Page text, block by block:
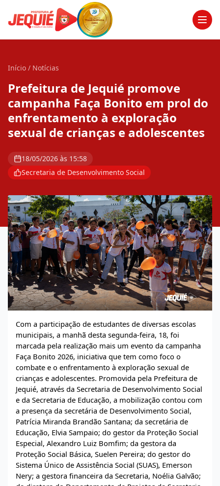
Início / Notícias
Prefeitura de Jequié promove
campanha Faça Bonito em prol do
enfrentamento à exploração
sexual de crianças e adolescentes
18/05/2026 às 15:58
Secretaria de Desenvolvimento Social
Com a participação de estudantes de diversas escolas
municipais, a manhã desta segunda-feira, 18, foi
marcada pela realização mais um evento da campanha
Faça Bonito 2026, iniciativa que tem como foco o
combate e o enfrentamento à exploração sexual de
crianças e adolescentes. Promovida pela Prefeitura de
Jequié, através da Secretaria de Desenvolvimento Social
e da Secretaria de Educação, a mobilização contou com
a presença da secretária de Desenvolvimento Social,
Patrícia Miranda Brandão Santana; da secretária de
Educação, Elvia Sampaio; do gestor da Proteção Social
Especial, Alexandro Luiz Bomfim; da gestora da
Proteção Social Básica, Suelen Pereira; do gestor do
Sistema Único de Assistência Social (SUAS), Emerson
Nery; a gestora financeira da Secretaria, Noélia Galvão;